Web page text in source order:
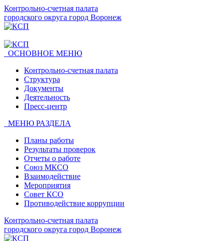
Контрольно-счетная палата
городского округа город Воронеж
ОСНОВНОЕ МЕНЮ
Контрольно-счетная палата
Структура
Документы
Деятельность
Пресс-центр
МЕНЮ РАЗДЕЛА
Планы работы
Результаты проверок
Отчеты о работе
Союз МКСО
Взаимодействие
Мероприятия
Совет КСО
Противодействие коррупции
Контрольно-счетная палата
городского округа город Воронеж